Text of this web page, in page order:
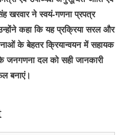
खरवार ने स्वयं-गणना प्रपत्र
कहा कि यह प्रक्रिया सरल और
के बेहतर क्रियान्वयन में सहायक
जनगणना दल को सही जानकारी
बनाएं।